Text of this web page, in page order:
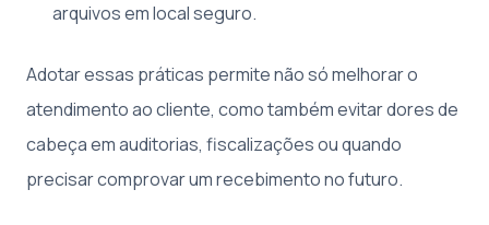
arquivos em local seguro.
Adotar essas práticas permite não só melhorar o
atendimento ao cliente, como também evitar dores de
cabeça em auditorias, fiscalizações ou quando
precisar comprovar um recebimento no futuro.